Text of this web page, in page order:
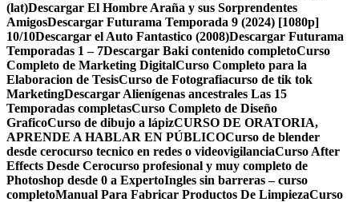
(lat)Descargar El Hombre Araña y sus Sorprendentes
AmigosDescargar Futurama Temporada 9 (2024) [1080p]
10/10Descargar el Auto Fantastico (2008)Descargar Futurama
Temporadas 1 – 7Descargar Baki contenido completoCurso
Completo de Marketing DigitalCurso Completo para la
Elaboracion de TesisCurso de Fotografiacurso de tik tok
MarketingDescargar Alienígenas ancestrales Las 15
Temporadas completasCurso Completo de Diseño
GraficoCurso de dibujo a lápizCURSO DE ORATORIA,
APRENDE A HABLAR EN PÚBLICOCurso de blender
desde cerocurso tecnico en redes o videovigilanciaCurso After
Effects Desde Cerocurso profesional y muy completo de
Photoshop desde 0 a ExpertoIngles sin barreras – curso
completoManual Para Fabricar Productos De LimpiezaCurso